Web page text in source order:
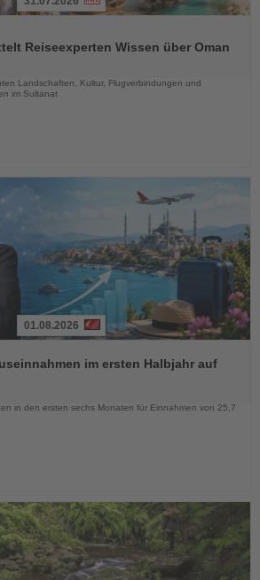
Reiseexperten Wissen über Oman
Landschaften, Kultur, Flugverbindungen und
im Sultanat
01.08.2026
im ersten Halbjahr auf
in den ersten sechs Monaten für Einnahmen von 25,7